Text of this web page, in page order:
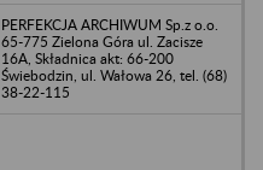
PERFEKCJA ARCHIWUM Sp.z o.o.
65-775 Zielona Góra ul. Zacisze
16A, Składnica akt: 66-200
Świebodzin, ul. Wałowa 26, tel. (68)
38-22-115